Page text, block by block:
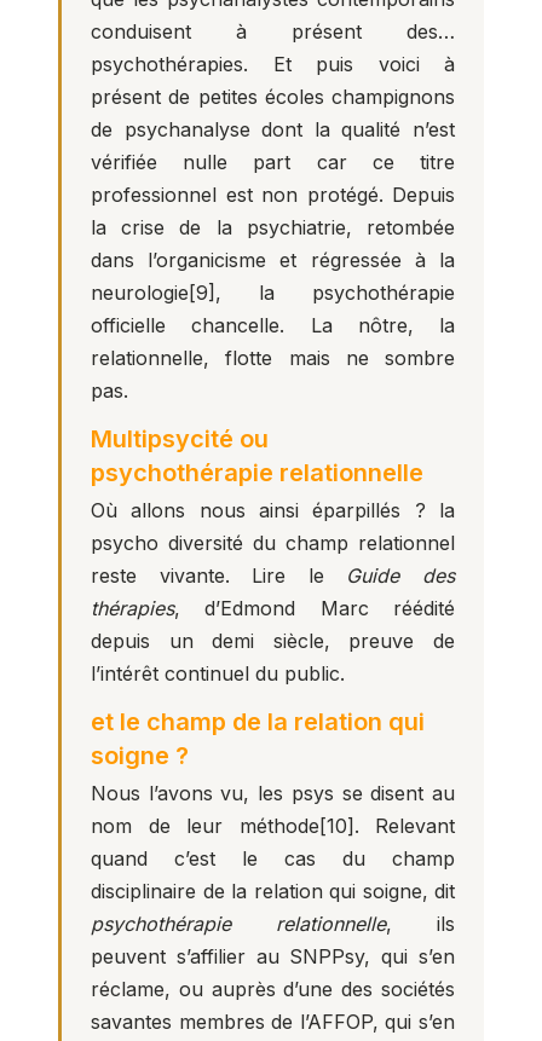
conduisent à présent des…
psychothérapies. Et puis voici à
présent de petites écoles champignons
de psychanalyse dont la qualité n’est
vérifiée nulle part car ce titre
professionnel est non protégé. Depuis
la crise de la psychiatrie, retombée
dans l’organicisme et régressée à la
neurologie [9] , la psychothérapie
officielle chancelle. La nôtre, la
relationnelle, flotte mais ne sombre
pas.
Multipsycité ou
psychothérapie relationnelle
Où allons nous ainsi éparpillés ? la
psycho diversité du champ relationnel
reste vivante. Lire le Guide des
thérapies, d’Edmond Marc réédité
depuis un demi siècle, preuve de
l’intérêt continuel du public.
et le champ de la relation qui
soigne ?
Nous l’avons vu, les psys se disent au
nom de leur méthode [10] . Relevant
quand c’est le cas du champ
disciplinaire de la relation qui soigne, dit
psychothérapie relationnelle, ils
peuvent s’affilier au SNPPsy, qui s’en
réclame, ou auprès d’une des sociétés
savantes membres de l’AFFOP, qui s’en